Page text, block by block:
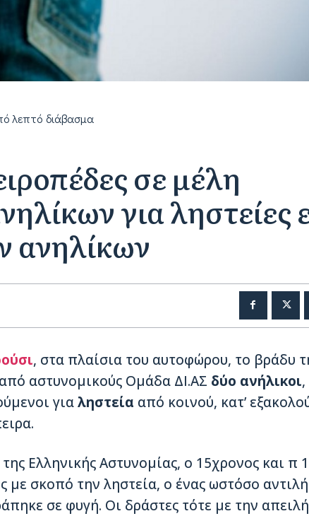
λεπτό διάβασμα
σε μέλη
για ληστείες
ανηλίκων
, στα πλαίσια του αυτοφώρου, το βράδυ
αστυνομικούς Ομάδα ΔΙ.ΑΣ δύο ανήλικοι
γιαληστεία από κοινού, κατ’
Ελληνικής Αστυνομίας, ο 15χρονος και π
με σκοπό την ληστεία, ο ένας ωστόσο
σε φυγή. Οι δράστες τότε με την απειλή